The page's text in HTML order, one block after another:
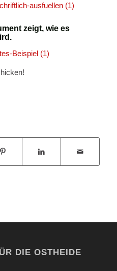
ausfuellen (1)
zeigt, wie es
Beispiel (1)
DIE OSTHEIDE